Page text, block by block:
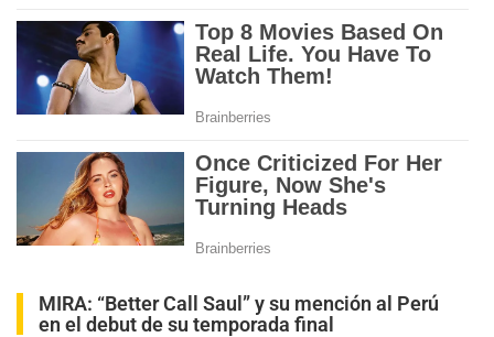
MIRA: “Better Call Saul” y su mención al Perú
en el debut de su temporada final